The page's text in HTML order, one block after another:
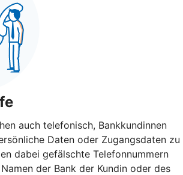
auch telefonisch, Bankkundinnen
Daten oder Zugangsdaten zu
dabei gefälschte Telefonnummern
der Bank der Kundin oder des